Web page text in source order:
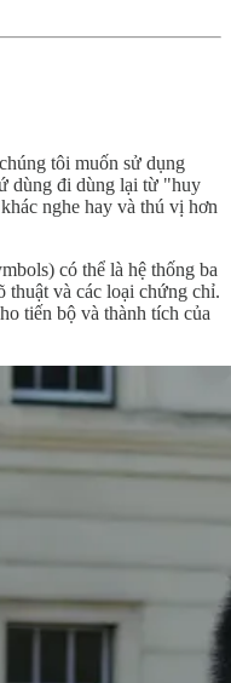
tôi muốn sử dụng
dùng đi dùng lại từ "huy
nghe hay và thú vị hơn
có thể là hệ thống ba
thuật và các loại chứng chỉ.
tiến bộ và thành tích của